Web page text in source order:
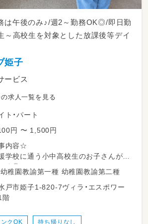
は午後のみ♪/週2～勤務OK◎/即日勤
～高校生を対象とした放課後等デイ
姫子
ービス
求人一覧を見る
ト・パート
円 〜 1,500円
内容☆
学校に通う小中高校生のお子さんがご
す◎
の児童の送迎業務
達の支援・見守り
がございましたらぜひ教えてください
保育士 幼稚園教諭第一種 幼稚園教諭第二種
戸市姫子1-820-7ヴィラ・エスポワー
クOK 持ち帰りなし